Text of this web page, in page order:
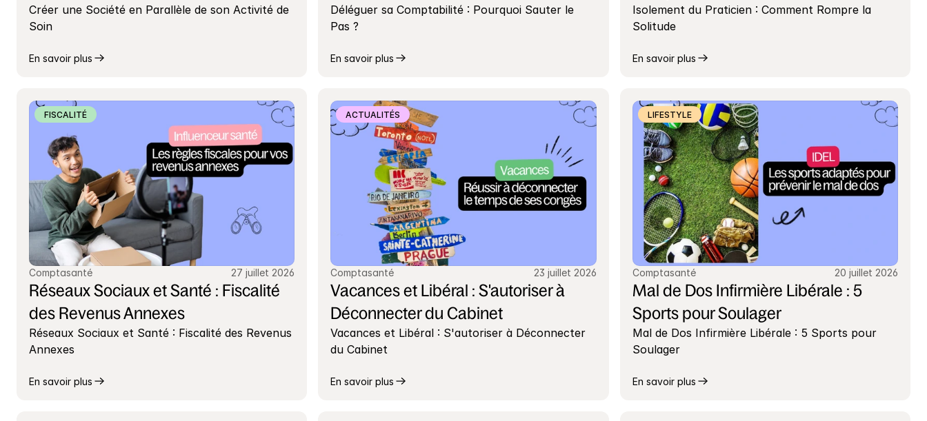
Créer une Société en Parallèle de son Activité de
Soin
En savoir plus
Déléguer sa Comptabilité : Pourquoi Sauter le
Pas ?
En savoir plus
Isolement du Praticien : Comment Rompre la
Solitude
En savoir plus
FISCALITÉ
Comptasanté 27 juillet 2026
Réseaux Sociaux et Santé : Fiscalité
des Revenus Annexes
Réseaux Sociaux et Santé : Fiscalité des Revenus
Annexes
En savoir plus
ACTUALITÉS
Comptasanté 23 juillet 2026
Vacances et Libéral : S'autoriser à
Déconnecter du Cabinet
Vacances et Libéral : S'autoriser à Déconnecter
du Cabinet
En savoir plus
LIFESTYLE
Comptasanté 20 juillet 2026
Mal de Dos Infirmière Libérale : 5
Sports pour Soulager
Mal de Dos Infirmière Libérale : 5 Sports pour
Soulager
En savoir plus